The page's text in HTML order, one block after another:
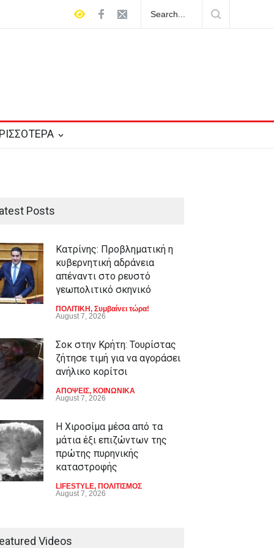
έξι επιζώντων της πρώτης
Κατρίνης: Προβληματική η
ρευστό γεωπολιτικό σκηνικό
Posts
Κατρίνης: Προβληματική η
κυβερνητική αδράνεια
απέναντι στο ρευστό
γεωπολιτικό σκηνικό
ΠΟΛΙΤΙΚΗ, Συμβαίνει τώρα!
August 7, 2026
Σοκ στην Κρήτη: Τουρίστας
ζήτησε τιμή για να αγοράσει
ανήλικο κορίτσι
ΑΠΟΨΕΙΣ, ΚΟΙΝΩΝΙΚΑ
August 7, 2026
Η Χιροσίμα μέσα από τα
μάτια έξι επιζώντων της
πρώτης πυρηνικής
καταστροφής
LIFESTYLE, ΠΟΛΙΤΙΣΜΟΣ
August 7, 2026
Videos